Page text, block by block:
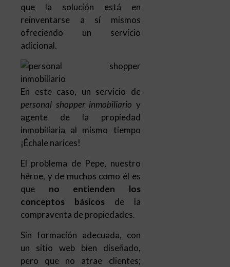
que la solución está en
reinventarse a sí mismos
ofreciendo un servicio
adicional.
En este caso, un servicio de
personal shopper inmobiliario y
agente de la propiedad
inmobiliaria al mismo tiempo
¡Échale narices!
El problema de Pepe, nuestro
héroe, y de muchos como él es
que no entienden los
conceptos básicosde la
compraventa de propiedades.
Sin formación adecuada, con
un sitio web bien diseñado,
pero que no atrae clientes;